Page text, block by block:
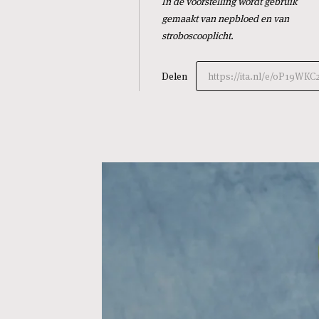
gemaakt van nepbloed en van
stroboscooplicht.
Delen https://ita.nl/e/